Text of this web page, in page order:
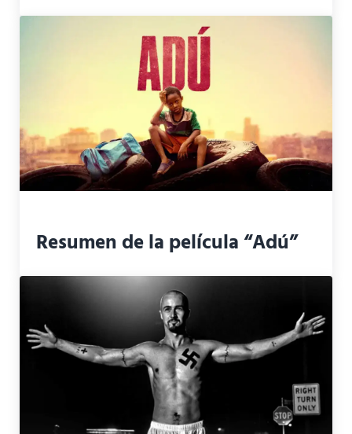
Resumen de la película “Adú”